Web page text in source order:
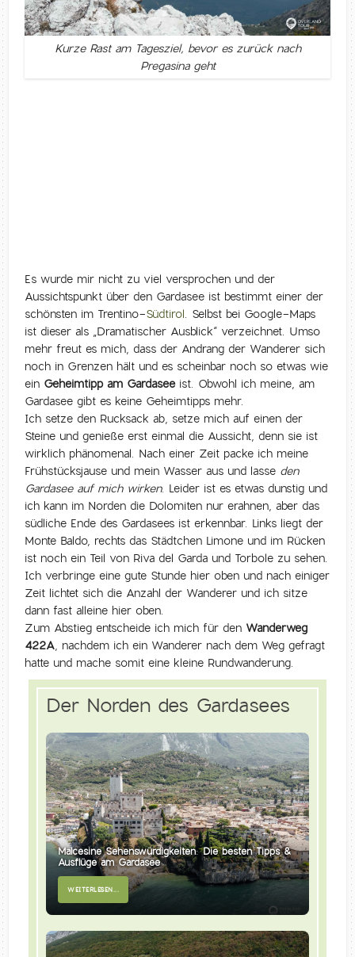
Kurze Rast am Tagesziel, bevor es zurück nach
Pregasina geht
Es wurde mir nicht zu viel versprochen und der
Aussichtspunkt über den Gardasee ist bestimmt einer der
schönsten im Trentino-Südtirol. Selbst bei Google-Maps
ist dieser als „Dramatischer Ausblick“ verzeichnet. Umso
mehr freut es mich, dass der Andrang der Wanderer sich
noch in Grenzen hält und es scheinbar noch so etwas wie
ein Geheimtipp am Gardaseeist. Obwohl ich meine, am
Gardasee gibt es keine Geheimtipps mehr.
Ich setze den Rucksack ab, setze mich auf einen der
Steine und genieße erst einmal die Aussicht, denn sie ist
wirklich phänomenal. Nach einer Zeit packe ich meine
Frühstücksjause und mein Wasser aus und lasse den
Gardasee auf mich wirken. Leider ist es etwas dunstig und
ich kann im Norden die Dolomiten nur erahnen, aber das
südliche Ende des Gardasees ist erkennbar. Links liegt der
Monte Baldo, rechts das Städtchen Limone und im Rücken
ist noch ein Teil von Riva del Garda und Torbole zu sehen.
Ich verbringe eine gute Stunde hier oben und nach einiger
Zeit lichtet sich die Anzahl der Wanderer und ich sitze
dann fast alleine hier oben.
Zum Abstieg entscheide ich mich für den Wanderweg
422A, nachdem ich ein Wanderer nach dem Weg gefragt
hatte und mache somit eine kleine Rundwanderung.
Der Norden des Gardasees
Malcesine Sehenswürdigkeiten: Die besten Tipps &
Ausflüge am Gardasee
WEITERLESEN...